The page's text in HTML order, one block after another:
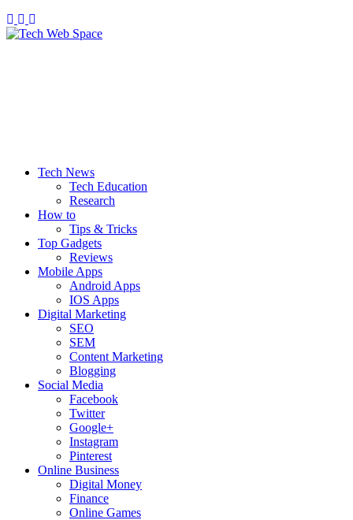
Tech News
Tech Education
Research
How to
Tips & Tricks
Top Gadgets
Reviews
Mobile Apps
Android Apps
IOS Apps
Digital Marketing
SEO
SEM
Content Marketing
Blogging
Social Media
Facebook
Twitter
Google+
Instagram
Pinterest
Online Business
Digital Money
Finance
Online Games